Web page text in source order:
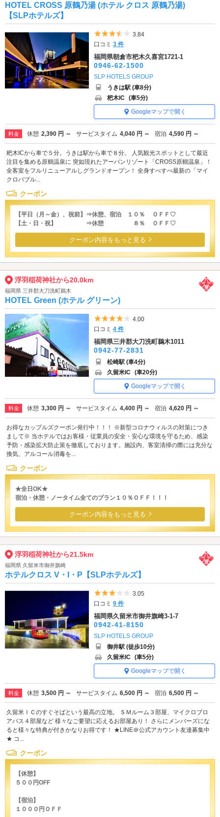
HOTEL CROSS 原鶴乃湯 (ホテル クロス 原鶴乃湯)
【SLPホテルズ】
5つ星のうち3.5
3.84
口コミ3 件
福岡県朝倉市杷木久喜宮1721-1
0946-62-1500
SLP HOTELS GROUP
うきは駅 (車8分)
杷木IC (車5分)
Googleマップで開く
料金 休憩 2,390 円 ～ サービスタイム 4,040 円 ～ 宿泊 4,590 円 ～
杷木ICから車で５分。うきは駅から車で８分。 人気観光スポットとして最近
注目を集める原鶴温泉に 突如現れたアーバンリゾート「CROSS原鶴温泉」！
全客室をフルリニューアルしグランドオープン！ 全身すべすべ最新の「マイ
クロバブル...
クーポン
【平日（月～金）、祝前】⇒休憩、宿泊 １０％ ＯＦＦ♡
【土・日・祝】 ⇒休憩 ８％ ＯＦＦ♡
クーポン内容をもっと見る
浮羽稲荷神社から20.0km
福岡県 三井郡大刀洗町鵜木
HOTEL Green (ホテル グリーン)
5つ星のうち4
4.00
口コミ4 件
福岡県三井郡大刀洗町鵜木1011
0942-77-2831
松崎駅 (車4分)
久留米IC (車20分)
Googleマップで開く
料金 休憩 3,300 円 ～ サービスタイム 4,400 円 ～ 宿泊 4,620 円 ～
お得なカップルズクーポン発行中！！！ ※新型コロナウィルスの対策につき
まして※ 当ホテルではお客様・従業員の安全・安心な環境を守るため、感染
予防・感染拡大防止策を徹底しております。施設内、客室清掃の際には充分な
換気、アルコール消毒を...
クーポン
★全日OK★
宿泊・休憩・ノータイム全てのプラン１０％ＯＦＦ！！！
クーポン内容をもっと見る
浮羽稲荷神社から21.5km
福岡県 久留米市御井旗崎
ホテルクロス V・I・P【SLPホテルズ】
5つ星のうち3
3.05
口コミ9 件
福岡県久留米市御井旗崎3-1-7
0942-41-8150
SLP HOTELS GROUP
御井駅 (徒歩10分)
久留米IC (車5分)
Googleマップで開く
料金 休憩 3,500 円 ～ サービスタイム 6,500 円 ～ 宿泊 6,500 円 ～
久留米ＩＣのすぐそばという最高の立地。 ＳＭルーム３部屋、マイクロブロ
アバス４部屋など 様々なご要望に応えるお部屋あり！ さらにメンバーズにな
ると様々な特典が付きかなりお得です！ ★LINE＠公式アカウント友達募集中
★ コ...
クーポン
【休憩】
５００円OFF
【宿泊】
１０００円ＯＦＦ